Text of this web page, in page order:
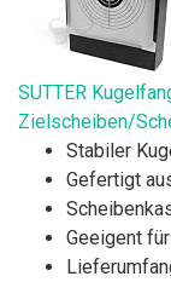
SUTTER
Zielscheiben/
Stabiler
Gefertigt
Geeigent